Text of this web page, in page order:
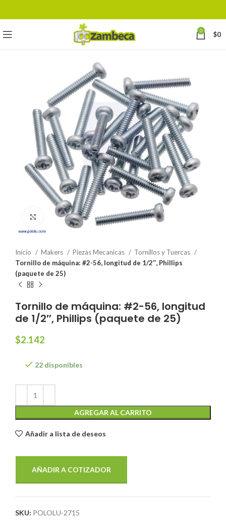
0 $0
Click to enlarge
Inicio Makers Piezas Mecanicas
Tornillos y Tuercas
Tornillo de máquina: #2-56, longitud de 1/2″, Phillips
(paquete de 25)
Tornillo de máquina: #2-56, longitud
de 1/2″, Phillips (paquete de 25)
$2.142
22 disponibles
AGREGAR AL CARRITO
Añadir a lista de deseos
AÑADIR A COTIZADOR
SKU: POLOLU-2715